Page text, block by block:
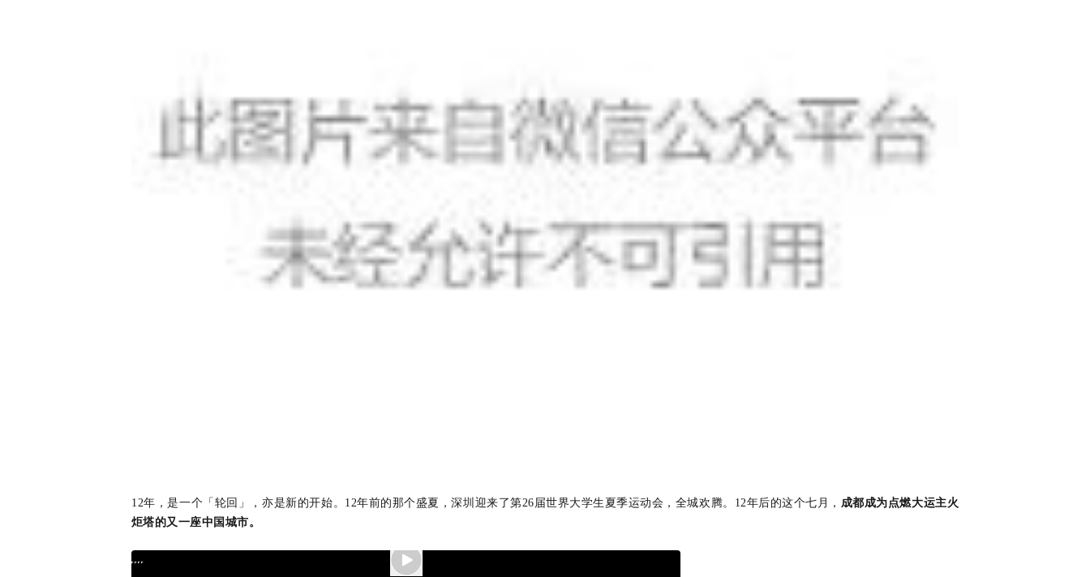
12年，是一个「轮回」，亦是新的开始。 1 2年前的那个盛夏 ，深圳迎来了第26届世界大学生夏季运动会，全城欢腾。 12年后的这个七月， 成都成为点燃大运主火
炬塔的又一座中国城市。